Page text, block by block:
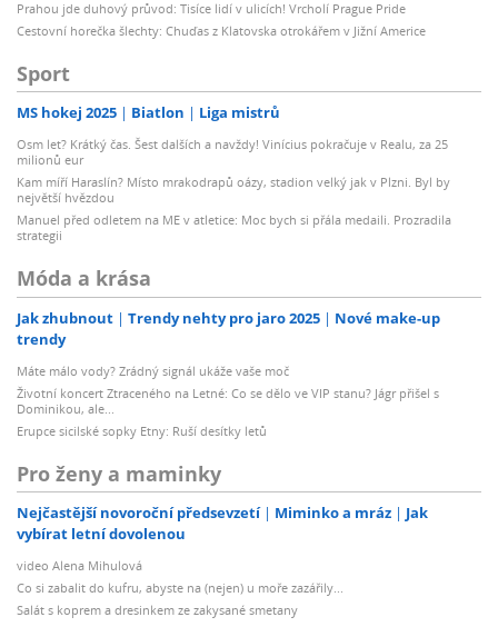
Prahou jde duhový průvod: Tisíce lidí v ulicích! Vrcholí Prague Pride
Cestovní horečka šlechty: Chuďas z Klatovska otrokářem v Jižní Americe
Sport
MS hokej 2025 Biatlon Liga mistrů
Osm let? Krátký čas. Šest dalších a navždy! Vinícius pokračuje v Realu, za 25
milionů eur
Kam míří Haraslín? Místo mrakodrapů oázy, stadion velký jak v Plzni. Byl by
největší hvězdou
Manuel před odletem na ME v atletice: Moc bych si přála medaili. Prozradila
strategii
Móda a krása
Jak zhubnout Trendy nehty pro jaro 2025
Nové make-up
trendy
Máte málo vody? Zrádný signál ukáže vaše moč
Životní koncert Ztraceného na Letné: Co se dělo ve VIP stanu? Jágr přišel s
Dominikou, ale...
Erupce sicilské sopky Etny: Ruší desítky letů
Pro ženy a maminky
Nejčastější novoroční předsevzetí Miminko a mráz
Jak
vybírat letní dovolenou
video Alena Mihulová
Co si zabalit do kufru, abyste na (nejen) u moře zazářily...
Salát s koprem a dresinkem ze zakysané smetany